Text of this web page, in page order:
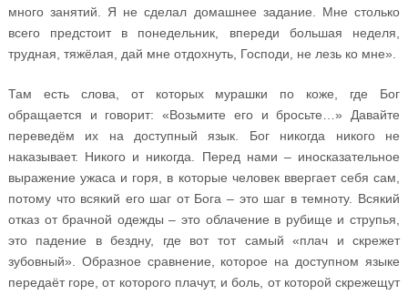
много занятий. Я не сделал домашнее задание. Мне столько
всего предстоит в понедельник, впереди большая неделя,
трудная, тяжёлая, дай мне отдохнуть, Господи, не лезь ко мне».
Там есть слова, от которых мурашки по коже, где Бог
обращается и говорит: «Возьмите его и бросьте…» Давайте
переведём их на доступный язык. Бог никогда никого не
наказывает. Никого и никогда. Перед нами – иносказательное
выражение ужаса и горя, в которые человек ввергает себя сам,
потому что всякий его шаг от Бога – это шаг в темноту. Всякий
отказ от брачной одежды – это облачение в рубище и струпья,
это падение в бездну, где вот тот самый «плач и скрежет
зубовный». Образное сравнение, которое на доступном языке
передаёт горе, от которого плачут, и боль, от которой скрежещут